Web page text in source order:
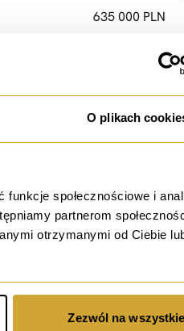
O plikach
społecznościowe i
partnerom
otrzymanymi od Ciebie
Zezwól na wszystkie
635 000 PLN
10 948,28
=
Gaj |Blisko
ul. Jerzego
650 000 PLN
14 130,43